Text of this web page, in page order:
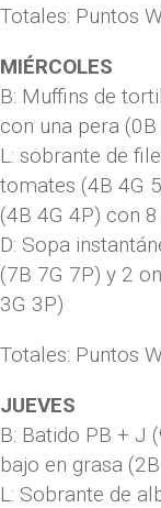
Totales: Puntos
MIÉRCOLES
B: Muffins de
con una pera (0B
L: sobrante de
tomates (4B 4G
(4B 4G 4P) con
D: Sopa
(7B 7G 7P) y 2
3G 3P)
Totales: Puntos
JUEVES
B: Batido PB + J
bajo en grasa
L: Sobrante de